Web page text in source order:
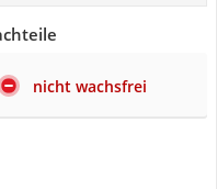
nicht wachsfrei